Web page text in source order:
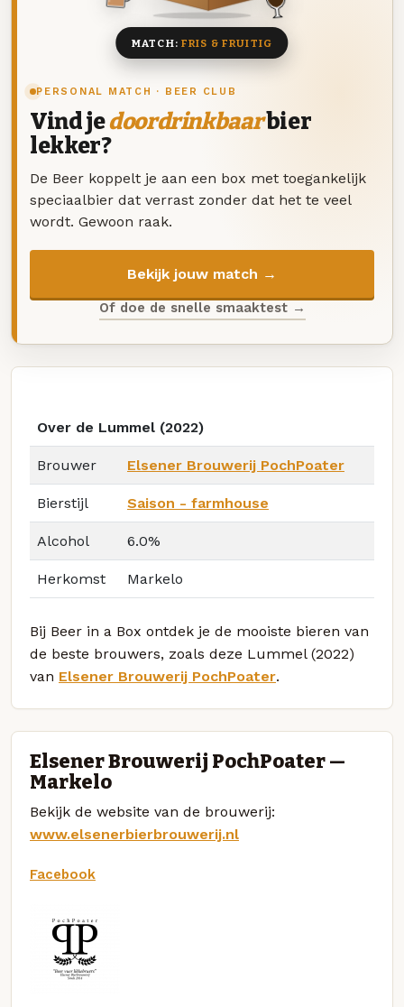
PERSONAL MATCH · BEER CLUB
Vind jedoordrinkbaarbier
lekker?
De Beer koppelt je aan een box met toegankelijk
speciaalbier dat verrast zonder dat het te veel
wordt. Gewoon raak.
Bekijk jouw match →
Of doe de snelle smaaktest →
MATCH: FRIS & FRUITIG
Over de Lummel (2022)
Brouwer Elsener Brouwerij PochPoater
Bierstijl Saison - farmhouse
Alcohol 6.0%
Herkomst Markelo
Bij Beer in a Box ontdek je de mooiste bieren van
de beste brouwers, zoals deze Lummel (2022)
van Elsener Brouwerij PochPoater.
Elsener Brouwerij PochPoater —
Markelo
Bekijk de website van de brouwerij:
www.elsenerbierbrouwerij.nl
Facebook